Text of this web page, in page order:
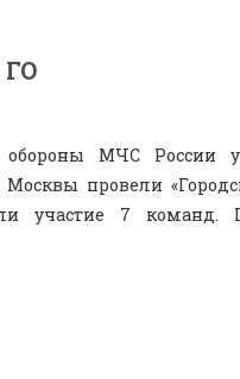
ГО
МЧС России
провели
участие 7 команд.